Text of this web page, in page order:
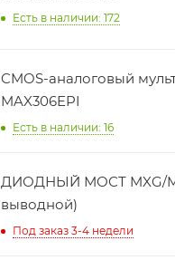
Есть в наличии: 172
CMOS-аналоговый
MAX306EPI
Есть в наличии: 16
ДИОДНЫЙ МОСТ MXG/
выводной)
Под заказ 3-4 недели